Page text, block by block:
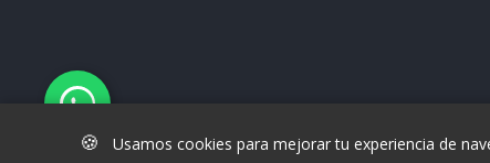
🍪 Usamos cookies para mejorar tu experiencia de